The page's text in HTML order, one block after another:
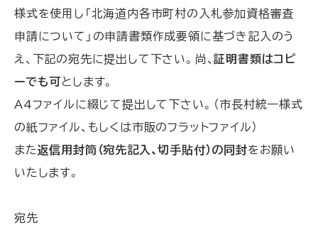
様式を使用し「北海道内各市町村の入札参加資格審査
申請について」の申請書類作成要領に基づき記入のう
え、下記の宛先に提出して下さい。尚、証明書類はコピ
ーでも可とします。
A4ファイルに綴じて提出して下さい。（市長村統一様式
の紙ファイル、もしくは市販のフラットファイル）
また返信用封筒（宛先記入、切手貼付）の同封をお願い
いたします。
宛先